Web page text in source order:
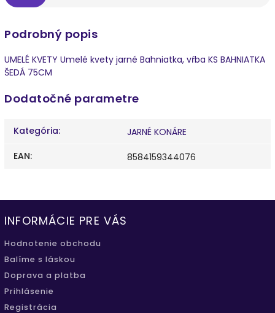
Podrobný popis
UMELÉ KVETY Umelé kvety jarné Bahniatka, vŕba KS BAHNIATKA
ŠEDÁ 75CM
Dodatočné parametre
Kategória:
JARNÉ KONÁRE
EAN: 8584159344076
INFORMÁCIE PRE VÁS
Hodnotenie obchodu
Balíme s láskou
Doprava a platba
Prihlásenie
Registrácia